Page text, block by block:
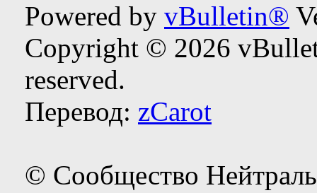
Powered by vBulletin®
Copyright © 2026
reserved.
Перевод: zCarot
© Сообщество